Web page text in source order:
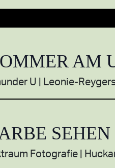
AM
U Leonie-
Fotografie